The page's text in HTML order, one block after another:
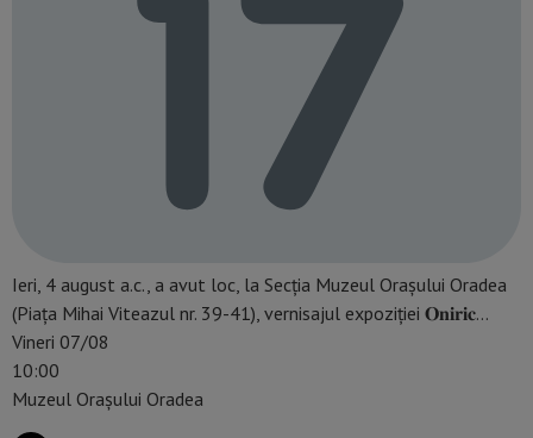
Ieri, 4 august a.c., a avut loc, la Secția Muzeul Orașului Oradea
(Piața Mihai Viteazul nr. 39-41), vernisajul expoziției 𝐎𝐧𝐢𝐫𝐢𝐜…
Vineri 07/08
10:00
Muzeul Orașului Oradea